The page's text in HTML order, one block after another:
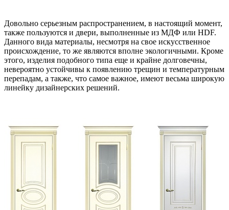
Довольно серьезным распространением, в настоящий момент,
также пользуются и двери, выполненные из МДФ или HDF.
Данного вида материалы, несмотря на свое искусственное
происхождение, то же являются вполне экологичными. Кроме
этого, изделия подобного типа еще и крайне долговечны,
невероятно устойчивы к появлению трещин и температурным
перепадам, а также, что самое важное, имеют весьма широкую
линейку дизайнерских решений.